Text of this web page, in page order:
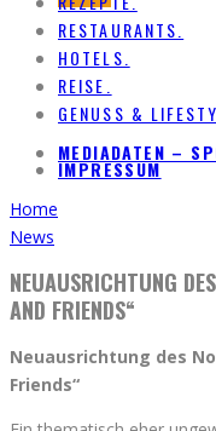
RESTAURANTS.
HOTELS.
REISE.
GENUSS &
MEDIADATEN –
IMPRESSUM
Home
News
NEUAUSRICHTUNG
AND FRIENDS“
Neuausrichtung des
Friends“